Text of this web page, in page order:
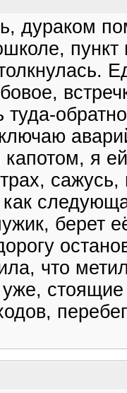
дураком
туда-
я
как
берет
что